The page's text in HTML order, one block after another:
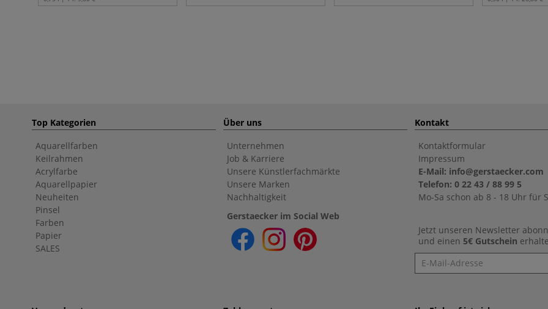
Top Kategorien
Aquarellfarben
Keilrahmen
Acrylfarbe
Aquarellpapier
Neuheiten
Pinsel
Farben
Papier
SALES
Über uns
Unternehmen
Job & Karriere
Unsere Künstlerfachmärkte
Unsere Marken
Nachhaltigkeit
Gerstaecker im Social Web
Kontakt
Kontaktformular
Impressum
E-Mail: info@gerstaecker.com
Telefon: 0 22 43 / 88 99 5
Mo-Sa schon ab 8 - 18 Uhr für
Jetzt unseren Newsletter
und einen 5€ Gutschein
Newsletter